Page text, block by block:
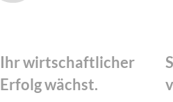
Ihr wirtschaftlicher
Erfolg wächst.